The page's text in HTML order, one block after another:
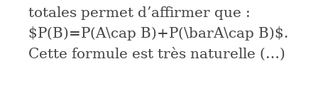
totales permet d’affirmer que :
$P(B)=P(A\cap B)+P(\barA\cap B)$.
Cette formule est très naturelle (…)